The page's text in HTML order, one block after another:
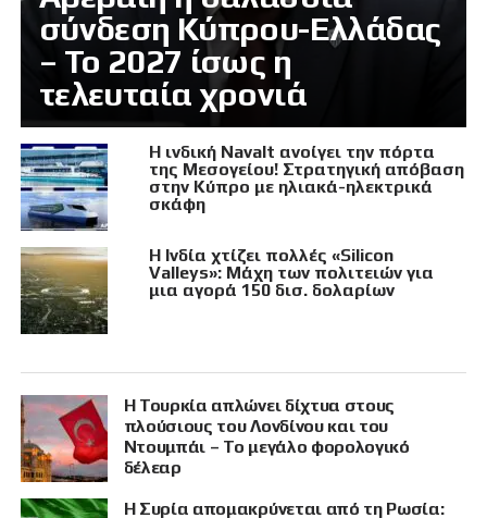
σύνδεση Κύπρου-Ελλάδας
– Το 2027 ίσως η
τελευταία χρονιά
Η ινδική Navalt ανοίγει την πόρτα
της Μεσογείου! Στρατηγική απόβαση
στην Κύπρο με ηλιακά-ηλεκτρικά
σκάφη
Η Ινδία χτίζει πολλές «Silicon
Valleys»: Μάχη των πολιτειών για
μια αγορά 150 δισ. δολαρίων
Η Τουρκία απλώνει δίχτυα στους
πλούσιους του Λονδίνου και του
Ντουμπάι – Το μεγάλο φορολογικό
δέλεαρ
Η Συρία απομακρύνεται από τη Ρωσία: